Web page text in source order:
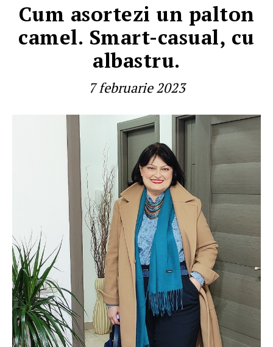
Cum asortezi un palton
camel. Smart-casual, cu
albastru.
7 februarie 2023